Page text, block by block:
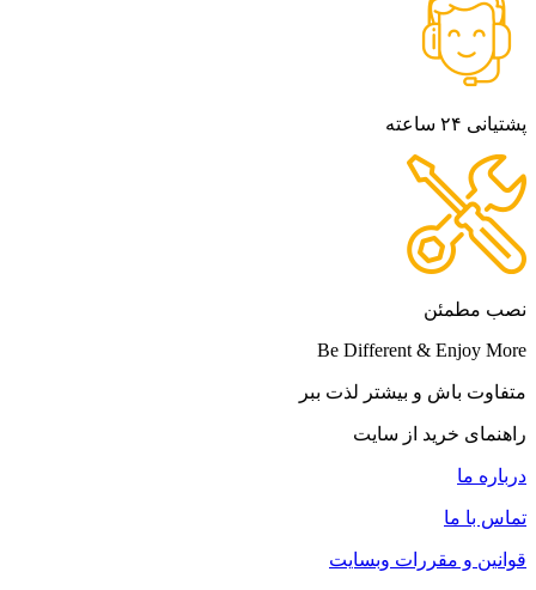
پشتیانی ۲۴ ساعته
نصب مطمئن
Be Different & Enjoy More​
متفاوت باش و بیشتر لذت ببر
راهنمای خرید از سایت
درباره ما
تماس با ما
قوانین و مقررات وبسایت